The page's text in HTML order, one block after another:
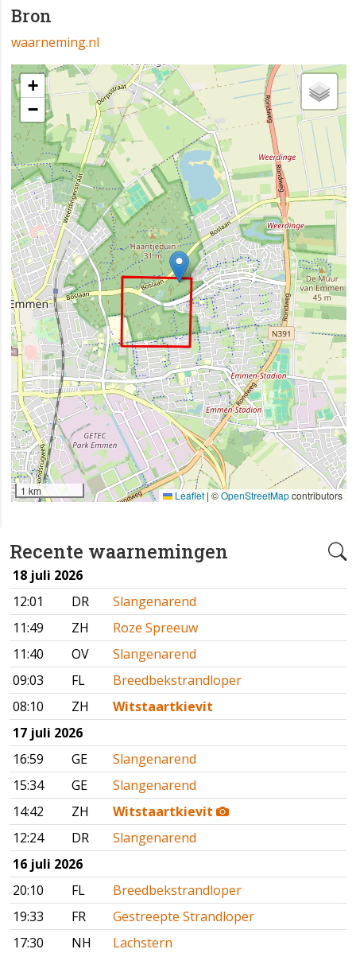
Recente waarnemingen
18 juli 2026
12:01
DR
Slangenarend
11:49
ZH
Roze Spreeuw
11:40
OV
Slangenarend
09:03
FL
Breedbekstrandloper
08:10
ZH
Witstaartkievit
17 juli 2026
16:59
GE
Slangenarend
15:34
GE
Slangenarend
14:42
ZH
Witstaartkievit
12:24
DR
Slangenarend
16 juli 2026
20:10
FL
Breedbekstrandloper
19:33
FR
Gestreepte Strandloper
17:30
NH
Lachstern
Bron
waarneming.nl
+
−
1 km Leaflet | ©OpenStreetMapcontributors